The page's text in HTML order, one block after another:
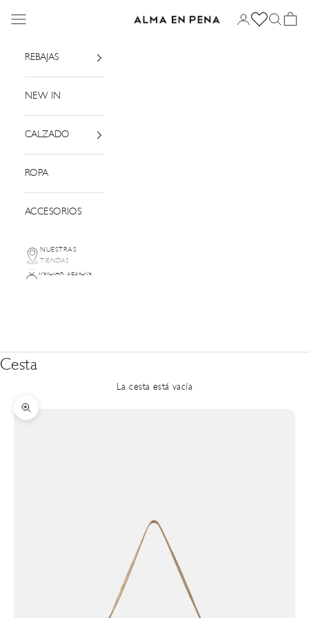
Alma en Pena
Menú Iniciar sesión
Buscar
Cesta
REBAJAS
NEW IN
CALZADO
ROPA
ACCESORIOS
NUESTRAS
TIENDAS
INICIAR SESIÓN
Cesta
La cesta está vacía
Zoom